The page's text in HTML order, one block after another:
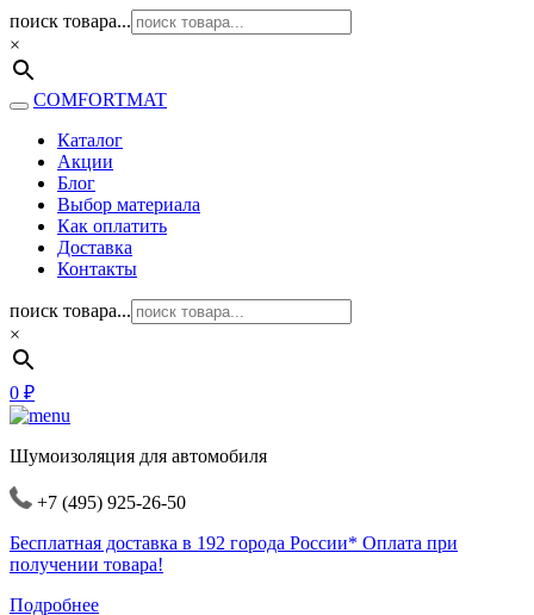
поиск товара...
×
COMFORTMAT
Каталог
Акции
Блог
Выбор материала
Как оплатить
Доставка
Контакты
поиск товара...
×
0 ₽
Шумоизоляция для автомобиля
+7 (495) 925-26-50
Бесплатная доставка в 192 города России* Оплата при
получении товара!
Подробнее